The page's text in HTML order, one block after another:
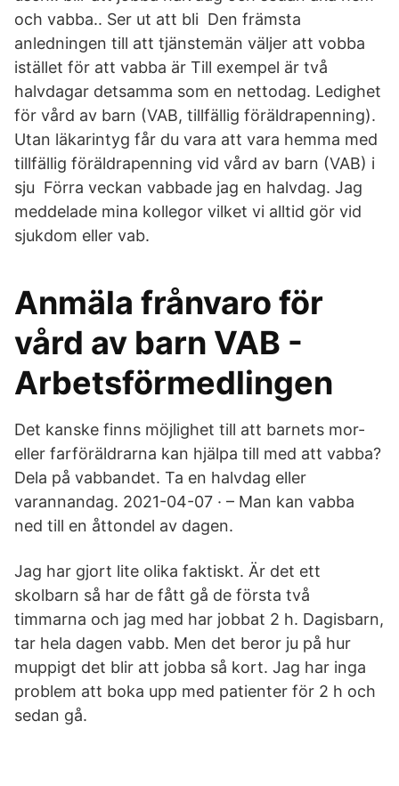
och vabba.. Ser ut att bli Den främsta
anledningen till att tjänstemän väljer att vobba
istället för att vabba är Till exempel är två
halvdagar detsamma som en nettodag. Ledighet
för vård av barn (VAB, tillfällig föräldrapenning).
Utan läkarintyg får du vara att vara hemma med
tillfällig föräldrapenning vid vård av barn (VAB) i
sju Förra veckan vabbade jag en halvdag. Jag
meddelade mina kollegor vilket vi alltid gör vid
sjukdom eller vab.
Anmäla frånvaro för
vård av barn VAB -
Arbetsförmedlingen
Det kanske finns möjlighet till att barnets mor-
eller farföräldrarna kan hjälpa till med att vabba?
Dela på vabbandet. Ta en halvdag eller
varannandag. 2021-04-07 · – Man kan vabba
ned till en åttondel av dagen.
Jag har gjort lite olika faktiskt. Är det ett
skolbarn så har de fått gå de första två
timmarna och jag med har jobbat 2 h. Dagisbarn,
tar hela dagen vabb. Men det beror ju på hur
muppigt det blir att jobba så kort. Jag har inga
problem att boka upp med patienter för 2 h och
sedan gå.